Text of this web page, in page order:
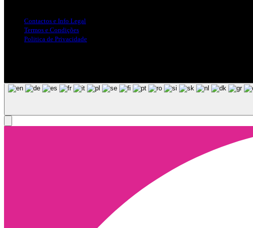
Contactos e Info Legal
Termos e Condições
Politica de Privacidade